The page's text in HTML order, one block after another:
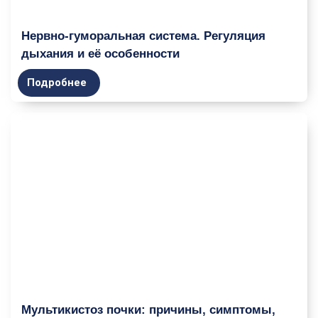
Нервно-гуморальная система. Регуляция
дыхания и её особенности
Подробнее
Мультикистоз почки: причины, симптомы,